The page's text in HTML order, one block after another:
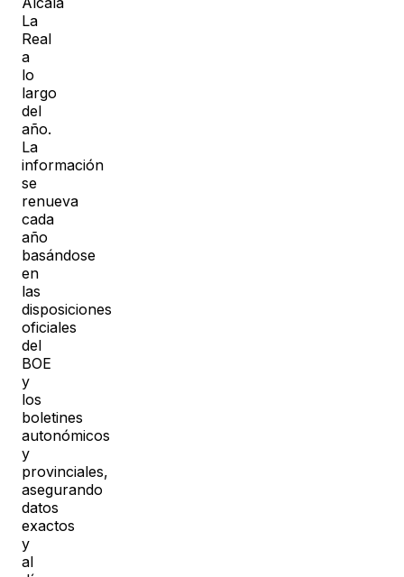
La
Real
a
lo
largo
del
año.
La
información
se
renueva
cada
año
basándose
en
las
disposiciones
oficiales
del
BOE
y
los
boletines
autonómicos
y
provinciales,
asegurando
datos
exactos
y
al